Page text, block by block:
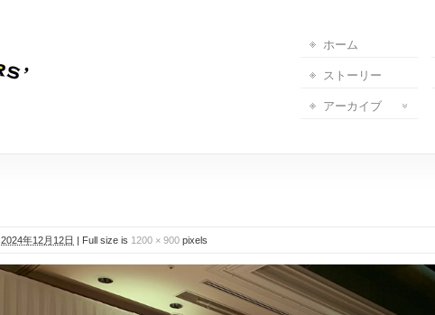
ホーム
ストーリー
アーカイブ
2024年12月12日 | Full size is 1200 × 900 pixels